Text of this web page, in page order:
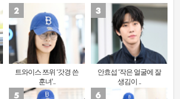
트와이스 쯔위 ‘갓경 쓴
훈녀’..
안효섭 ‘작은 얼굴에 잘
생김이 ..